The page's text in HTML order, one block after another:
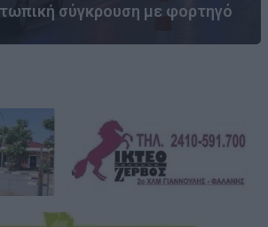
σύγκρουση με φορτηγό